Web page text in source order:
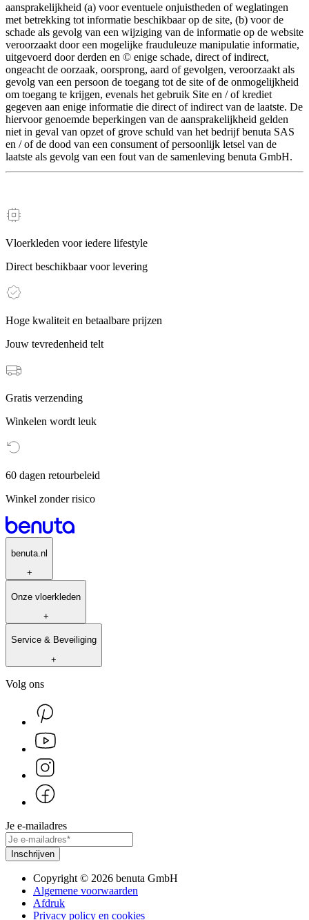
aansprakelijkheid (a) voor eventuele onjuistheden of weglatingen
met betrekking tot informatie beschikbaar op de site, (b) voor de
schade als gevolg van een wijziging van de informatie op de website
veroorzaakt door een mogelijke frauduleuze manipulatie informatie,
uitgevoerd door derden en © enige schade, direct of indirect,
ongeacht de oorzaak, oorsprong, aard of gevolgen, veroorzaakt als
gevolg van een persoon de toegang tot de site of de onmogelijkheid
om toegang te krijgen, evenals het gebruik Site en / of krediet
gegeven aan enige informatie die direct of indirect van de laatste. De
hiervoor genoemde beperkingen van de aansprakelijkheid gelden
niet in geval van opzet of grove schuld van het bedrijf benuta SAS
en / of de dood van een consument of persoonlijk letsel van de
laatste als gevolg van een fout van de samenleving benuta GmbH.
Vloerkleden voor iedere lifestyle
Direct beschikbaar voor levering
Hoge kwaliteit en betaalbare prijzen
Jouw tevredenheid telt
Gratis verzending
Winkelen wordt leuk
60 dagen retourbeleid
Winkel zonder risico
benuta.nl
+
Onze vloerkleden
+
Service & Beveiliging
+
Volg ons
Je e-mailadres
Inschrijven
Copyright © 2026 benuta GmbH
Algemene voorwaarden
Afdruk
Privacy policy en cookies